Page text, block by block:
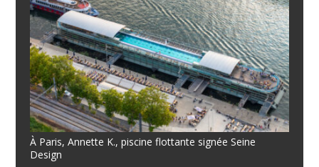
À Paris, Annette K., piscine flottante signée Seine
Design